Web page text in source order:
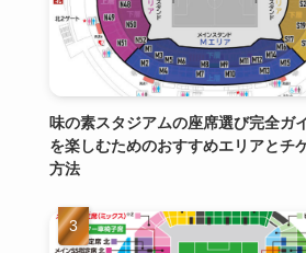
味の素スタジアムの座席選び完全ガ
を楽しむためのおすすめエリアとチ
方法